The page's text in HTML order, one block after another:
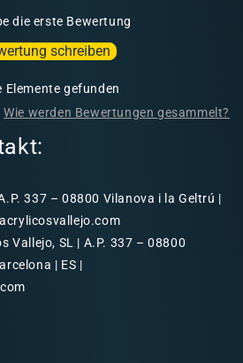
die erste Bewertung
schreiben
Elemente gefunden
Wie werden Bewertungen gesammelt?
337 – 08800 Vilanova i la Geltrú |
Vallejo, SL | A.P. 337 – 08800
| ES |